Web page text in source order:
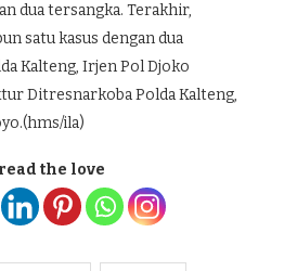
dua tersangka. Terakhir,
satu kasus dengan dua
Kalteng, Irjen Pol Djoko
Ditresnarkoba Polda Kalteng,
ila)
the love